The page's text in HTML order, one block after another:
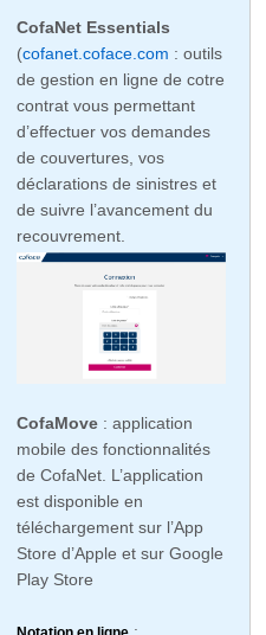
CofaNet Essentials
(cofanet.coface.com : outils
de gestion en ligne de cotre
contrat vous permettant
d’effectuer vos demandes
de couvertures, vos
déclarations de sinistres et
de suivre l’avancement du
recouvrement.
CofaMove: application
mobile des fonctionnalités
de CofaNet. L’application
est disponible en
téléchargement sur l’App
Store d’Apple et sur Google
Play Store